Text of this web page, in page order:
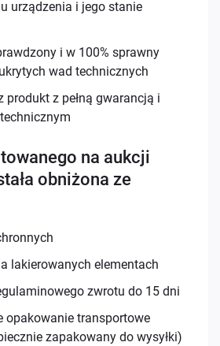
urządzenia i jego stanie
i w 100% sprawny
wad technicznych
produkt z pełną gwarancją i
na aukcji
obniżona ze
lakierowanych elementach
zwrotu do 15 dni
opakowanie transportowe
zapakowany do wysyłki)